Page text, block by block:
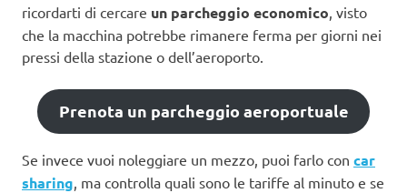
ricordarti di cercare un parcheggio economico , visto
che la macchina potrebbe rimanere ferma per giorni nei
pressi della stazione o dell’aeroporto.
Prenota un parcheggio aeroportuale
Se invece vuoi noleggiare un mezzo, puoi farlo con car
sharing, ma controlla quali sono le tariffe al minuto e se